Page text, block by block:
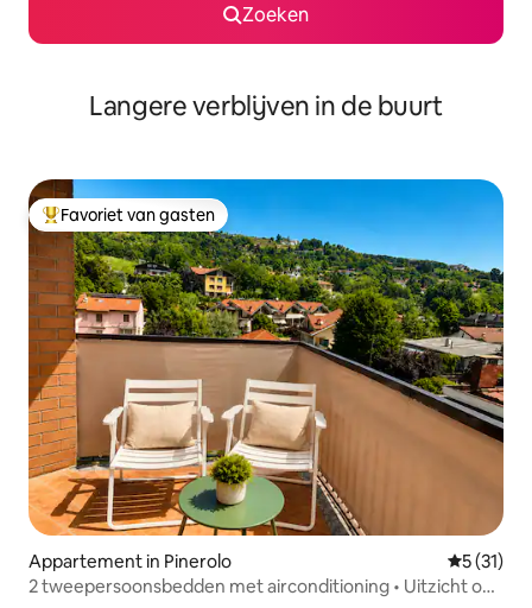
Zoeken
Langere verblijven in de buurt
Topfavoriet van gasten
Favoriet van gasten
Appartement in Pinerolo
5 (31)
2 tweepersoonsbedden met airconditioning • Uitzicht op